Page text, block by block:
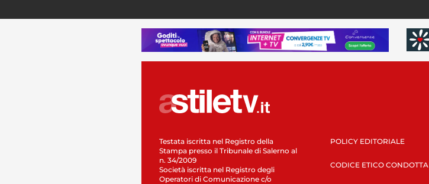
Testata iscritta nel Registro della
Stampa presso il Tribunale di Salerno al
n. 34/2009
Società iscritta nel Registro degli
Operatori di Comunicazione c/o
POLICY EDITORIALE
CODICE ETICO CONDOTTA